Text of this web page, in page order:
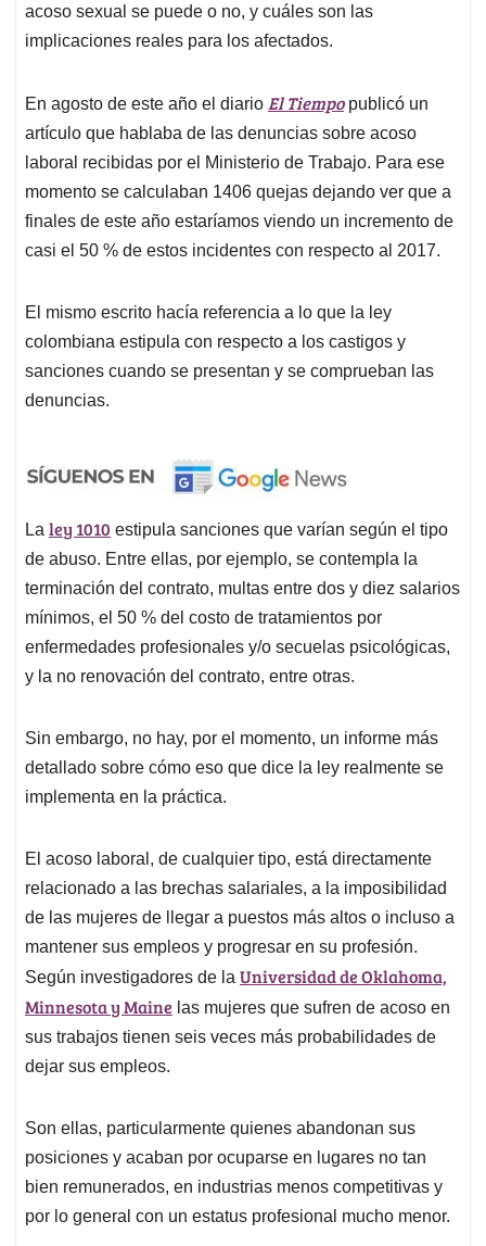
acoso sexual se puede o no, y cuáles son las
implicaciones reales para los afectados.
En agosto de este año el diario El Tiempopublicó un
artículo que hablaba de las denuncias sobre acoso
laboral recibidas por el Ministerio de Trabajo. Para ese
momento se calculaban 1406 quejas dejando ver que a
finales de este año estaríamos viendo un incremento de
casi el 50 % de estos incidentes con respecto al 2017.
El mismo escrito hacía referencia a lo que la ley
colombiana estipula con respecto a los castigos y
sanciones cuando se presentan y se comprueban las
denuncias.
La ley 1010 estipula sanciones que varían según el tipo
de abuso. Entre ellas, por ejemplo, se contempla la
terminación del contrato, multas entre dos y diez salarios
mínimos, el 50 % del costo de tratamientos por
enfermedades profesionales y/o secuelas psicológicas,
y la no renovación del contrato, entre otras.
Sin embargo, no hay, por el momento, un informe más
detallado sobre cómo eso que dice la ley realmente se
implementa en la práctica.
El acoso laboral, de cualquier tipo, está directamente
relacionado a las brechas salariales, a la imposibilidad
de las mujeres de llegar a puestos más altos o incluso a
mantener sus empleos y progresar en su profesión.
Según investigadores de la Universidad de Oklahoma,
Minnesota y Maine las mujeres que sufren de acoso en
sus trabajos tienen seis veces más probabilidades de
dejar sus empleos.
Son ellas, particularmente quienes abandonan sus
posiciones y acaban por ocuparse en lugares no tan
bien remunerados, en industrias menos competitivas y
por lo general con un estatus profesional mucho menor.